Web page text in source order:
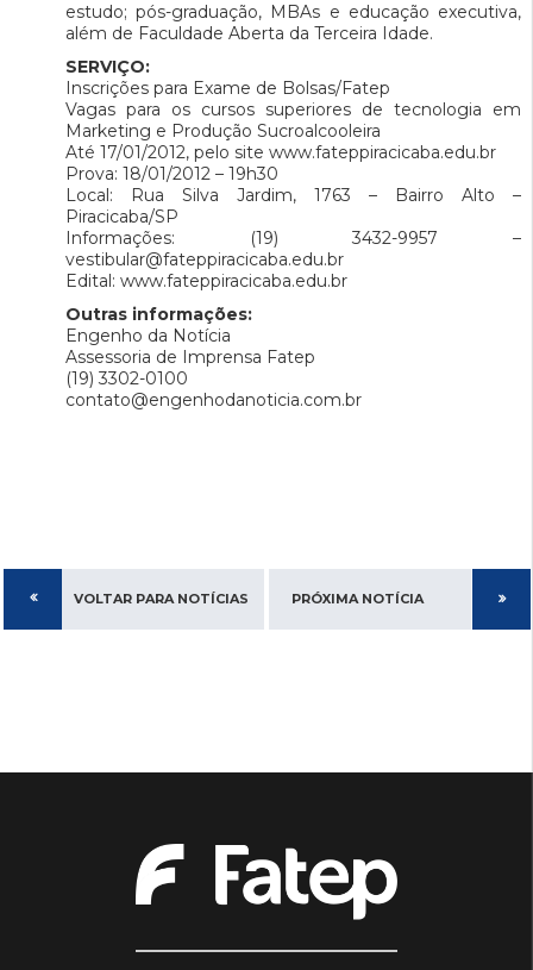
estudo; pós-graduação, MBAs e educação executiva,
além de Faculdade Aberta da Terceira Idade.
SERVIÇO:
Inscrições para Exame de Bolsas/Fatep
Vagas para os cursos superiores de tecnologia em
Marketing e Produção Sucroalcooleira
Até 17/01/2012, pelo site www.fateppiracicaba.edu.br
Prova: 18/01/2012 – 19h30
Local: Rua Silva Jardim, 1763 – Bairro Alto –
Piracicaba/SP
Informações: (19) 3432-9957 –
vestibular@fateppiracicaba.edu.br
Edital: www.fateppiracicaba.edu.br
Outras informações:
Engenho da Notícia
Assessoria de Imprensa Fatep
(19) 3302-0100
contato@engenhodanoticia.com.br
VOLTAR PARA NOTÍCIAS PRÓXIMA NOTÍCIA